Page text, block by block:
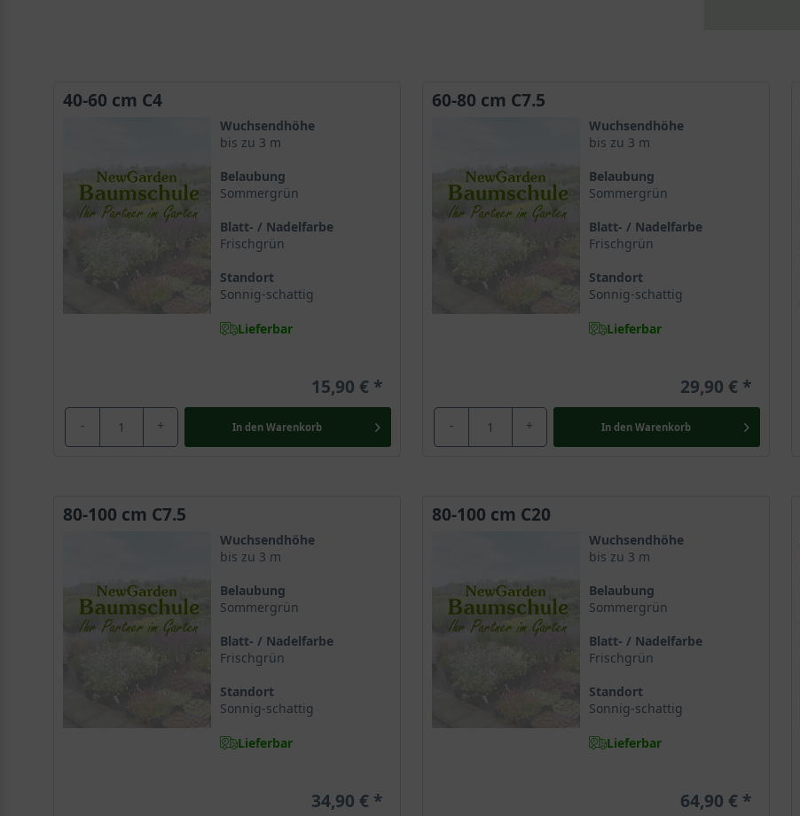
40-60 cm C4
Wuchsendhöhe
bis zu 3 m
Belaubung
Sommergrün
Blatt- / Nadelfarbe
Frischgrün
Standort
Sonnig-schattig
Lieferbar
15,90 €
- + In den Warenkorb
60-80 cm C7.5
Wuchsendhöhe
bis zu 3 m
Belaubung
Sommergrün
Blatt- / Nadelfarbe
Frischgrün
Standort
Sonnig-schattig
Lieferbar
29,90 €
- + In den Warenkorb
80-100 cm C7.5
Wuchsendhöhe
bis zu 3 m
Belaubung
Sommergrün
Blatt- / Nadelfarbe
Frischgrün
Standort
Sonnig-schattig
Lieferbar
34,90 €
80-100 cm C20
Wuchsendhöhe
bis zu 3 m
Belaubung
Sommergrün
Blatt- / Nadelfarbe
Frischgrün
Standort
Sonnig-schattig
Lieferbar
64,90 €